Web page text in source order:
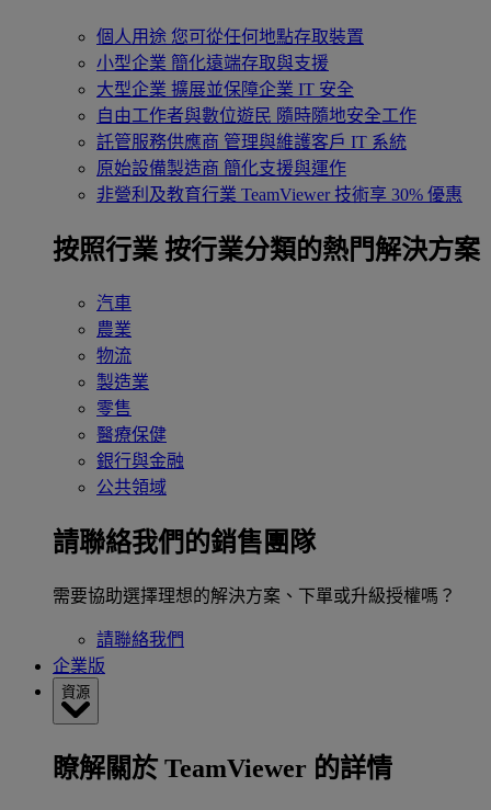
個人用途 您可從任何地點存取裝置
小型企業 簡化遠端存取與支援
大型企業 擴展並保障企業 IT 安全
自由工作者與數位遊民 隨時隨地安全工作
託管服務供應商 管理與維護客戶 IT 系統
原始設備製造商 簡化支援與運作
非營利及教育行業 TeamViewer 技術享 30% 優惠
按照行業 按行業分類的熱門解決方案
汽車
農業
物流
製造業
零售
醫療保健
銀行與金融
公共領域
請聯絡我們的銷售團隊
需要協助選擇理想的解決方案、下單或升級授權嗎？
請聯絡我們
企業版
資源
瞭解關於 TeamViewer 的詳情